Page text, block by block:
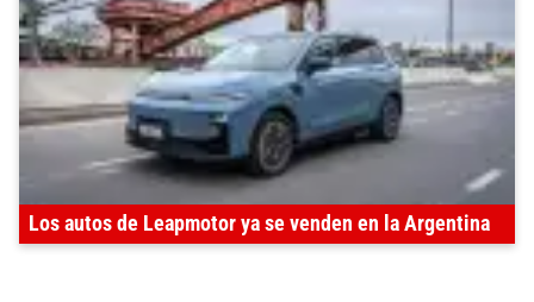
Los autos de Leapmotor ya se venden en la Argentina